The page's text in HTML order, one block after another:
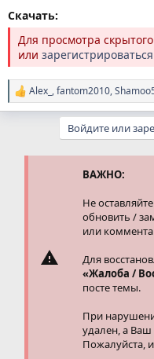
Скачать:
Для просмотра
или зарегистрироваться
Р
е
Alex_ ,fantom2010,
Войдите или
ВАЖНО:
Не
обновить /
или
Для
«Жалоба /
посте темы.
При
удален, а Ваш
Пожалуйста,